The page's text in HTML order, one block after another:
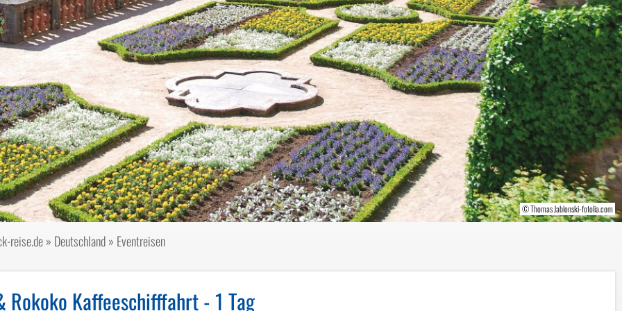
Preis- & Leistungsänderungen
Reisebedingungen für Pauschalreisen
Versicherungen und Ombudsmann
Vorvertragliche Informationen
© www.bayern.by
© I. Plotnikov-shutterstock.com/2013
© Thomas Jablonski-fotolia.com
reise.de» Deutschland» Eventreisen
Rokoko Kaffeeschifffahrt - 1 Tag